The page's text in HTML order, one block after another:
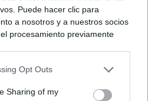
Puede hacer clic para
a nosotros y a nuestros socios
procesamiento previamente
en cuenta que algún
usted tiene el derecho de
Opt Outs
Sharing of my